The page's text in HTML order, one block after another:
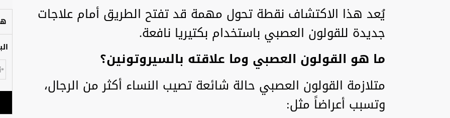
يُعد هذا الاكتشاف نقطة تحول مهمة قد تفتح الطريق أمام علاجات
جديدة للقولون العصبي باستخدام بكتيريا نافعة.
ما هو القولون العصبي وما علاقته بالسيروتونين؟
متلازمة القولون العصبي حالة شائعة تصيب النساء أكثر من الرجال،
وتسبب أعراضاً مثل: